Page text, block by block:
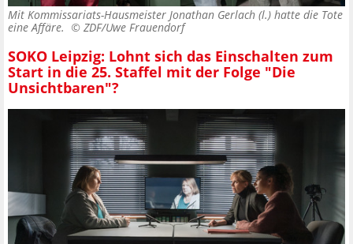
Mit Kommissariats-Hausmeister Jonathan Gerlach (l.) hatte die Tote
eine Affäre. © ZDF/Uwe Frauendorf
SOKO Leipzig: Lohnt sich das Einschalten zum
Start in die 25. Staffel mit der Folge "Die
Unsichtbaren"?